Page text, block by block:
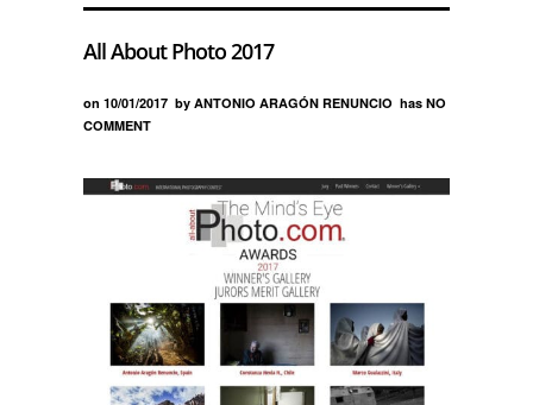
All About Photo 2017
on 10/01/2017 by ANTONIO ARAGÓN RENUNCIO has NO
COMMENT